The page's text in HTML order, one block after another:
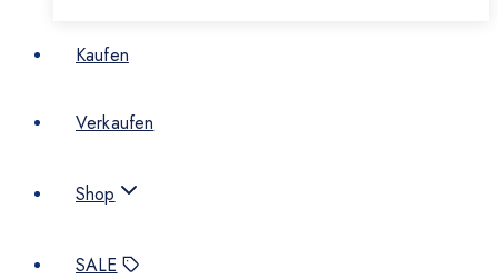
Kaufen
Verkaufen
Shop
SALE